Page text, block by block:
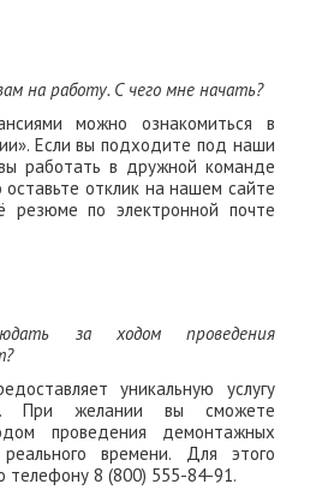
на работу. С чего мне начать?
можно ознакомиться в
Если вы подходите под наши
работать в дружной команде
оставьте отклик на нашем сайте
резюме по электронной почте
за ходом проведения
уникальную услугу
При желании вы сможете
проведения демонтажных
времени. Для этого
телефону 8 (800) 555-84-91.